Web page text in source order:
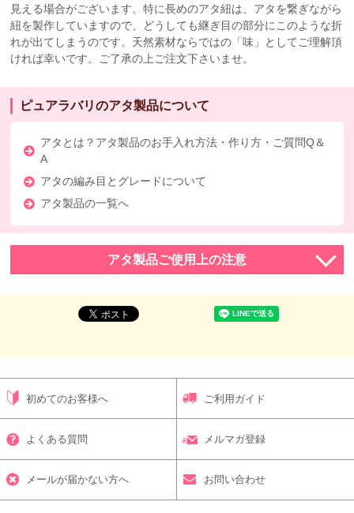
見える場合がございます。特に長めのアタ紐は、アタを繋ぎながら
紐を製作していますので、どうしても継ぎ目の部分にこのような折
れが出てしまうのです。天然素材ならではの「味」としてご理解頂
ければ幸いです。ご了承の上ご注文下さいませ。
ピュアラバリのアタ製品について
アタとは？アタ製品のお手入れ方法・作り方・ご質問Q＆
A
アタの編み目とグレードについて
アタ製品の一覧へ
アタ製品ご使用上の注意
初めてのお客様へ ご利用ガイド
よくある質問 メルマガ登録
メールが届かない方へ お問い合わせ